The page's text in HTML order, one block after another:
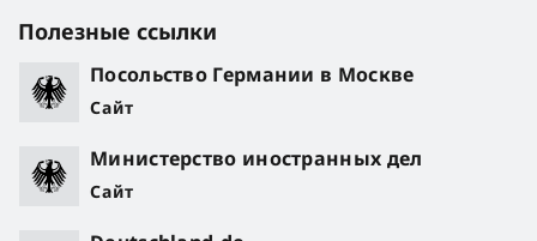
Полезные ссылки
Посольство Германии в Москве
Сайт
Министерство иностранных дел
Сайт